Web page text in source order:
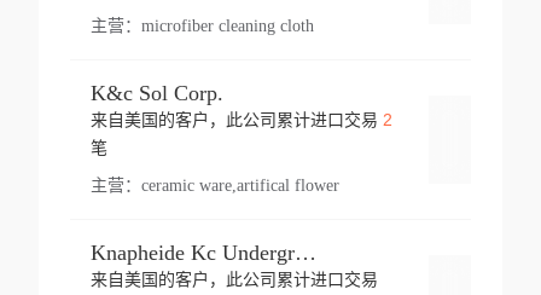
主营： microfiber cleaning cloth
K&c Sol Corp.
来自美国的客户，此公司累计进口交易 2
笔
主营： ceramic ware,artifical flower
Knapheide Kc Underground
来自美国的客户，此公司累计进口交易